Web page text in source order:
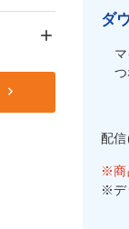
keyboard_arrow_right
ダ
配
※商
※デ